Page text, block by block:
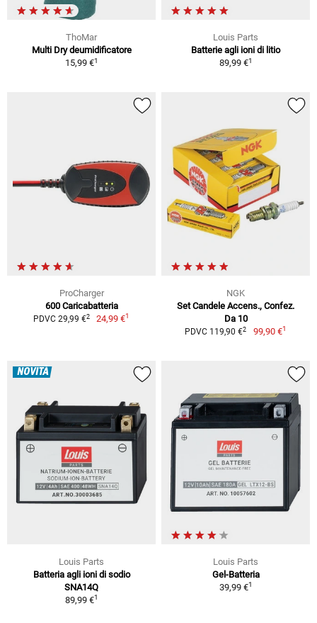
ThoMar
Multi Dry deumidificatore
15,99 €1
Louis Parts
Batterie agli ioni di litio
89,99 €1
ProCharger
600 Caricabatteria
PDVC 29,99 €2 24,99 €1
NGK
Set Candele Accens., Confez.
Da 10
PDVC 119,90 €2 99,90 €1
NOVITÀ
Louis Parts
Batteria agli ioni di sodio
SNA14Q
89,99 €1
Louis Parts
Gel-Batteria
39,99 €1